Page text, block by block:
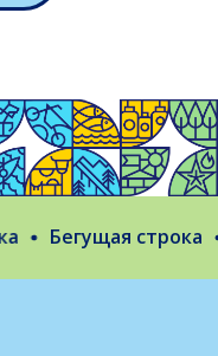
Бегущая строка